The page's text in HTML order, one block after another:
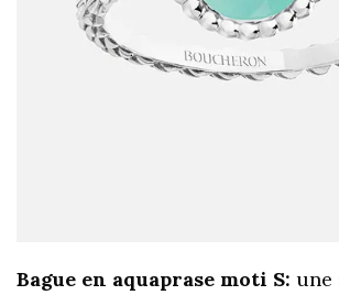
Bague en aquaprase moti S:une